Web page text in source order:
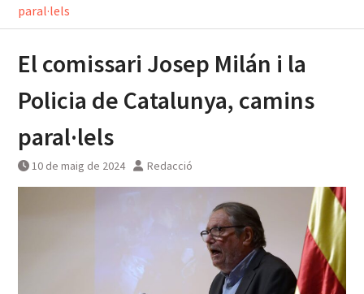
paral·lels
El comissari Josep Milán i la
Policia de Catalunya, camins
paral·lels
10 de maig de 2024 Redacció